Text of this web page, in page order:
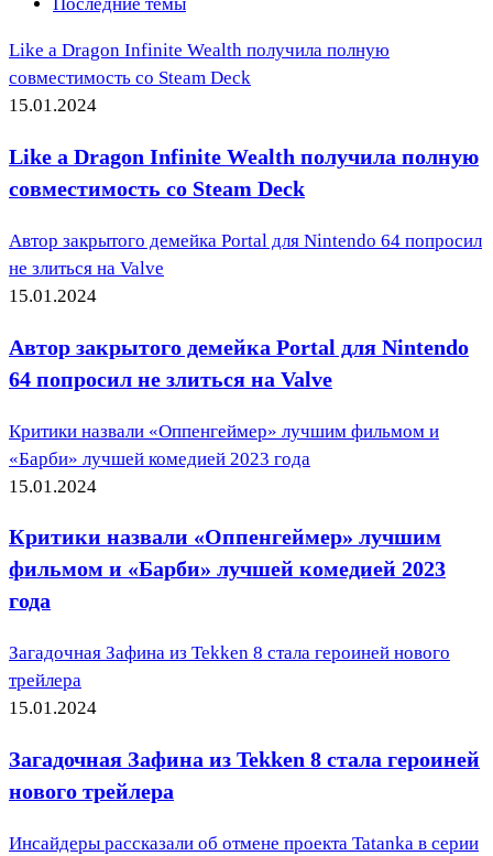
Like a Dragon Infinite Wealth получила полную
совместимость со Steam Deck
15.01.2024
Like a Dragon Infinite Wealth получила полную
совместимость со Steam Deck
Автор закрытого демейка Portal для Nintendo 64 попросил
не злиться на Valve
15.01.2024
Автор закрытого демейка Portal для Nintendo
64 попросил не злиться на Valve
Критики назвали «Оппенгеймер» лучшим фильмом и
«Барби» лучшей комедией 2023 года
15.01.2024
Критики назвали «Оппенгеймер» лучшим
фильмом и «Барби» лучшей комедией 2023
года
Загадочная Зафина из Tekken 8 стала героиней нового
трейлера
15.01.2024
Загадочная Зафина из Tekken 8 стала героиней
нового трейлера
Инсайдеры рассказали об отмене проекта Tatanka в серии